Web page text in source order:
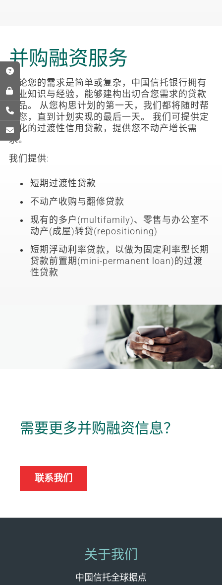
并购融资服务
无论您的需求是简单或复杂，中国信托银行拥有
专业知识与经验，能够建构出切合您需求的贷款
产品。 从您构思计划的第一天，我们都将随时帮
助您，直到计划实现的最后一天。 我们可提供定
制化的过渡性信用贷款，提供您不动产增长需
求。
我们提供:
短期过渡性贷款
不动产收购与翻修贷款
现有的多户(multifamily)、零售与办公室不
动产(成屋)转贷(repositioning)
短期浮动利率贷款，以做为固定利率型长期
贷款前置期(mini-permanent loan)的过渡
性贷款
需要更多并购融资信息？
联系我们
关于我们
中国信托全球据点